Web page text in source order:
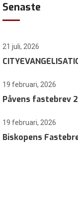
Senaste
21 juli, 2026
19 februari, 2026
Påvens fastebrev
19 februari, 2026
Biskopens